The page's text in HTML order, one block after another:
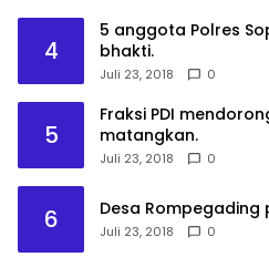
4
5 anggota Polres
bhakti.
Juli 23, 2018 0
5
Fraksi PDI
matangkan.
Juli 23, 2018 0
6 Desa
Juli 23, 2018 0